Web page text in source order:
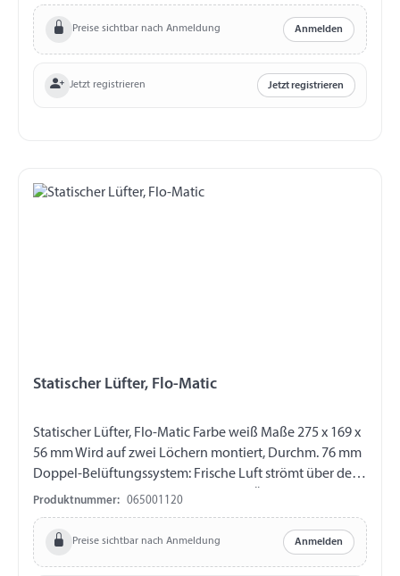
Preise sichtbar nach Anmeldung Anmelden
Jetzt registrieren Jetzt registrieren
Statischer Lüfter, Flo-Matic
Statischer Lüfter, Flo-Matic Farbe weiß Maße 275 x 169 x
56 mm Wird auf zwei Löchern montiert, Durchm. 76 mm
Doppel-Belüftungssystem: Frische Luft strömt über den
vorderen Einlass in das Fahrzeug, ein Überdruckt
entsteht, verbrauchte Luft entweicht über den hinteren
Auslass. Lüftung arbeitet im stehenden Zustand
gleichmäßig und nimmt durch Geschwindigkeit zu.
Produktnummer: 065001120
Preise sichtbar nach Anmeldung Anmelden